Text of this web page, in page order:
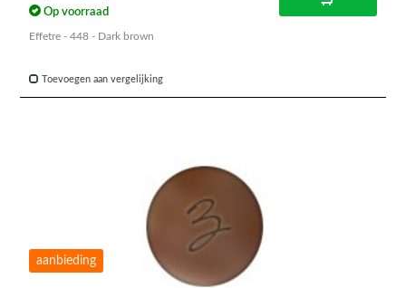
Op voorraad
Effetre - 448 - Dark brown
Toevoegen aan vergelijking
aanbieding